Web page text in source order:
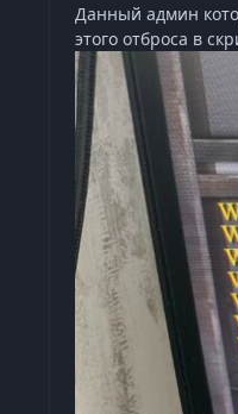
Данный админ
этого отброса в